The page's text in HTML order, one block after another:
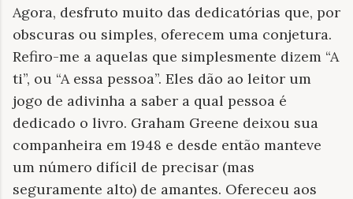
Agora, desfruto muito das dedicatórias que, por
obscuras ou simples, oferecem uma conjetura.
Refiro-me a aquelas que simplesmente dizem “A
ti”, ou “A essa pessoa”. Eles dão ao leitor um
jogo de adivinha a saber a qual pessoa é
dedicado o livro. Graham Greene deixou sua
companheira em 1948 e desde então manteve
um número difícil de precisar (mas
seguramente alto) de amantes. Ofereceu aos